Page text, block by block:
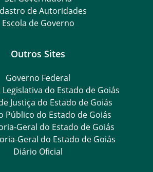
de Autoridades
Escola de Governo
Outros Sites
Governo Federal
do Estado de Goiás
Justiça do Estado de Goiás
Público do Estado de Goiás
Geral do Estado de Goiás
Geral do Estado de Goiás
Diário Oficial